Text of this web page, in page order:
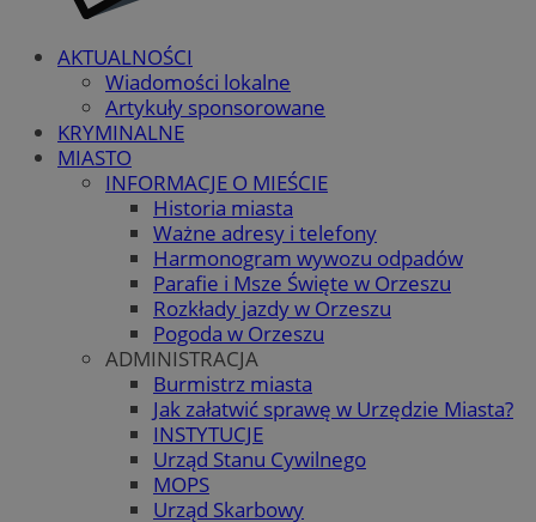
AKTUALNOŚCI
Wiadomości lokalne
Artykuły sponsorowane
KRYMINALNE
MIASTO
INFORMACJE O MIEŚCIE
Historia miasta
Ważne adresy i telefony
Harmonogram wywozu odpadów
Parafie i Msze Święte w Orzeszu
Rozkłady jazdy w Orzeszu
Pogoda w Orzeszu
ADMINISTRACJA
Burmistrz miasta
Jak załatwić sprawę w Urzędzie Miasta?
INSTYTUCJE
Urząd Stanu Cywilnego
MOPS
Urząd Skarbowy